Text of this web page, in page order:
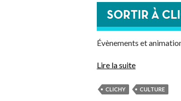
SORTIR À
Évènements et
Lire la suite
CLICHY CULTURE